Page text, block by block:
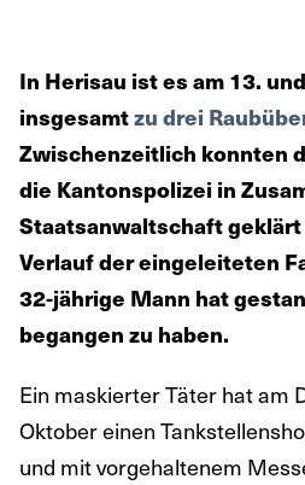
In Herisau ist es am 13.
insgesamtzu drei
Zwischenzeitlich konnten
die Kantonspolizei in
Staatsanwaltschaft
Verlauf der eingeleiteten
32-jährige Mann hat
begangen zu haben.
Ein maskierter Täter hat am
Oktober einen
und mit vorgehaltenem